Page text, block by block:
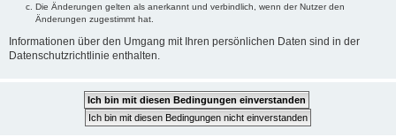
Die Änderungen gelten als anerkannt und verbindlich, wenn der Nutzer den
Änderungen zugestimmt hat.
Informationen über den Umgang mit Ihren persönlichen Daten sind in der
Datenschutzrichtlinie enthalten.